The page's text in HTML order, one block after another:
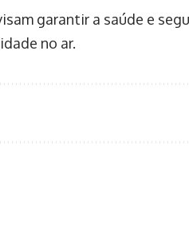
garantir a saúde e
no ar.